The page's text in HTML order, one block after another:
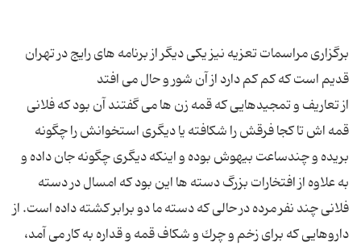
برگزاری مراسمات تعزیه نیز یکی دیگر از برنامه های رایج در تهران
از تعاریف و تمجیدهایی كه قمه زن ها می گفتند آن بود كه فلانی
قمه اش تا كجا فرقش را شكافته یا دیگری استخوانش را چگونه
بریده و چندساعت بیهوش بوده و اینكه دیگری چگونه جان داده و
به علاوه از افتخارات بزرگ دسته ها این بود كه امسال در دسته
فلانی چند نفر مرده در حالی كه دسته ما دو برابر كشته داده است. از
داروهایی كه برای زخم و چرك و شكاف قمه و قداره به كار می آمد،